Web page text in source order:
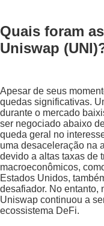
Quais foram
Uniswap
Apesar de seus
quedas significativas.
durante o mercado
ser negociado abaixo
queda geral no
uma desaceleração na
devido a altas taxas de
macroeconômicos,
Estados Unidos,
desafiador. No entanto,
Uniswap continuou a
ecossistema DeFi.